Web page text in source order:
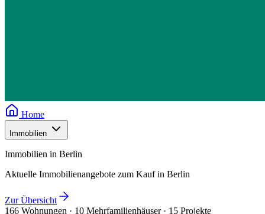
Home
Immobilien
Immobilien in Berlin
Aktuelle Immobilienangebote zum Kauf in Berlin
Zur Übersicht
166 Wohnungen · 10 Mehrfamilienhäuser · 15 Projekte